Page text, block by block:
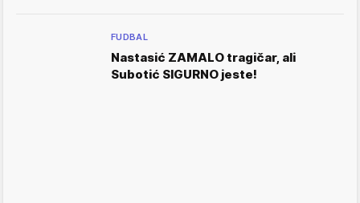
FUDBAL
Nastasić ZAMALO tragičar, ali
Subotić SIGURNO jeste!